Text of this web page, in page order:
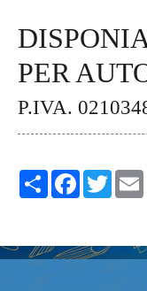
PER
P.IVA.
Share FacebookTwitter